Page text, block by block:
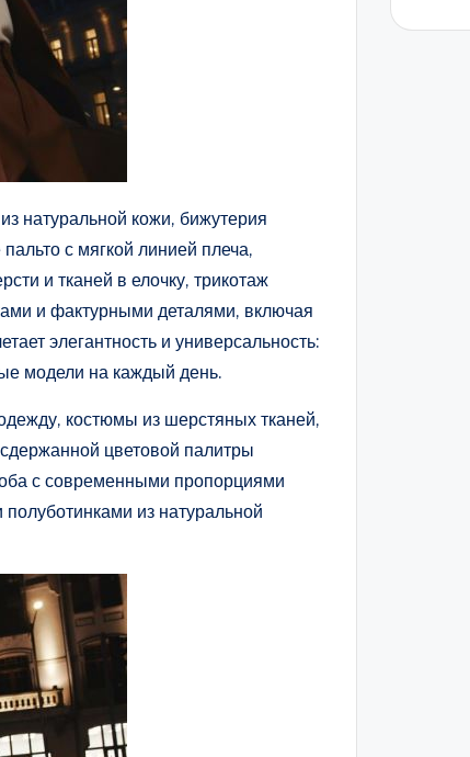
натуральной кожи, бижутерия
с мягкой линией плеча,
и тканей в елочку, трикотаж
и фактурными деталями, включая
элегантность и универсальность:
модели на каждый день.
костюмы из шерстяных тканей,
цветовой палитры
с современными пропорциями
из натуральной